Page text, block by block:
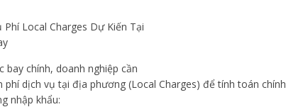
Phí Local Charges Dự Kiến Tại
bay chính, doanh nghiệp cần
phí dịch vụ tại địa phương (Local Charges) để tính toán chính
nhập khẩu: